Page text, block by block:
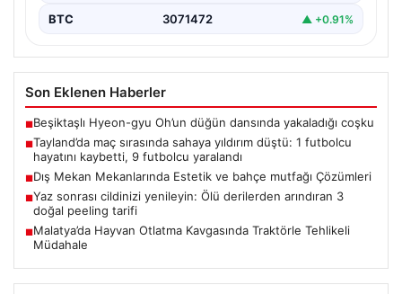
BTC 3071472 ▲ +0.91%
Son Eklenen Haberler
■Beşiktaşlı Hyeon-gyu Oh’un düğün dansında yakaladığı coşku
■Tayland’da maç sırasında sahaya yıldırım düştü: 1 futbolcu
hayatını kaybetti, 9 futbolcu yaralandı
■Dış Mekan Mekanlarında Estetik ve bahçe mutfağı Çözümleri
■Yaz sonrası cildinizi yenileyin: Ölü derilerden arındıran 3
doğal peeling tarifi
■Malatya’da Hayvan Otlatma Kavgasında Traktörle Tehlikeli
Müdahale